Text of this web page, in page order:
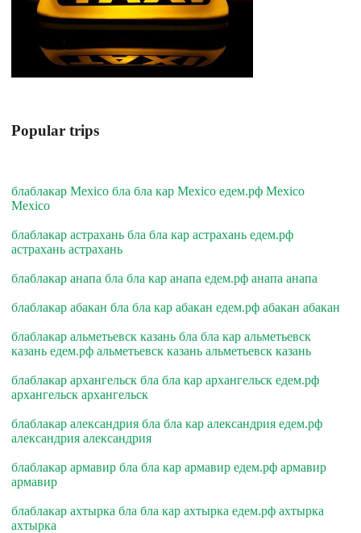
Popular trips
блаблакар Mexico бла бла кар Mexico едем.рф Mexico
Mexico
блаблакар астрахань бла бла кар астрахань едем.рф
астрахань астрахань
блаблакар анапа бла бла кар анапа едем.рф анапа анапа
блаблакар абакан бла бла кар абакан едем.рф абакан абакан
блаблакар альметьевск казань бла бла кар альметьевск
казань едем.рф альметьевск казань альметьевск казань
блаблакар архангельск бла бла кар архангельск едем.рф
архангельск архангельск
блаблакар александрия бла бла кар александрия едем.рф
александрия александрия
блаблакар армавир бла бла кар армавир едем.рф армавир
армавир
блаблакар ахтырка бла бла кар ахтырка едем.рф ахтырка
ахтырка